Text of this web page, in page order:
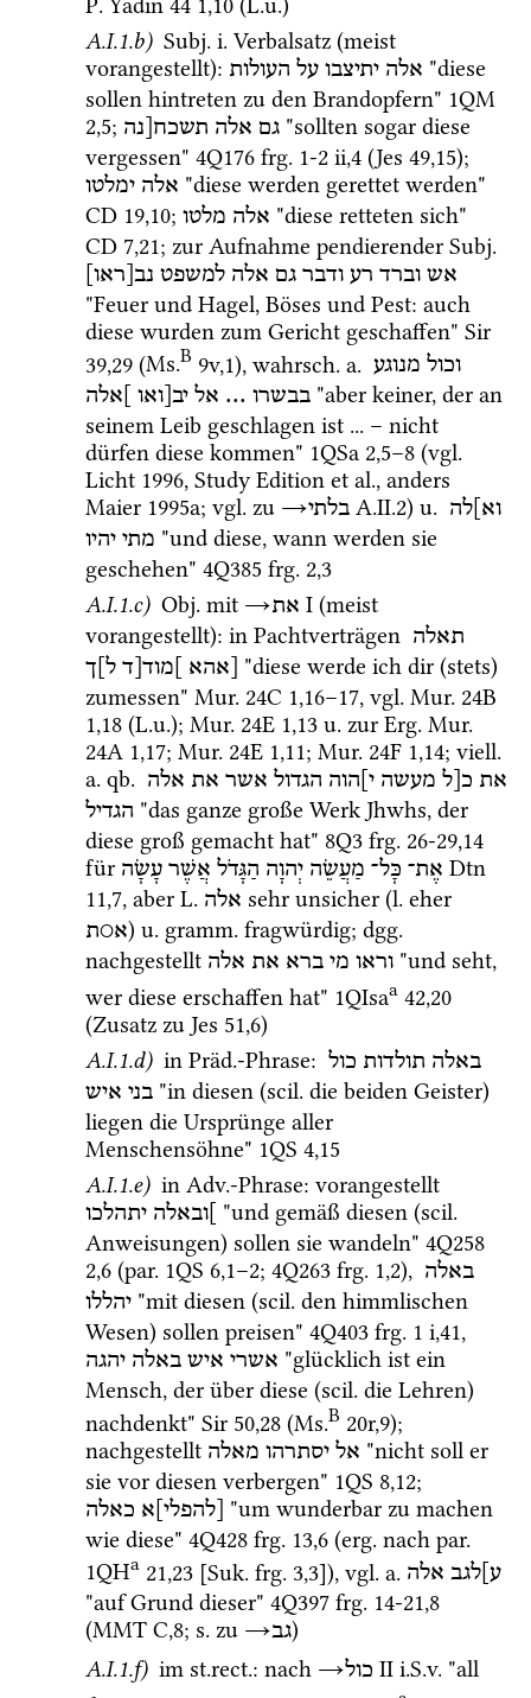
A.I.1.b) Subj. i. Verbalsatz (meist
vorangestellt): אלה יתיצבו על העולות
"diese
sollen hintreten zu den Brandopfern" 1QM
2,5; גם אלה תשכח[נה
"sollten sogar diese
vergessen" 4Q176 frg. 1-2 ii,4 (Jes 49,15
אלה ימלטו
CD 19,10; אלה מלטו
CD 7,21; zur Aufnahme pendierender Subj.
אש וברד רע ודבר גם אלה למשפט נב[ראו]
"Feuer und Hagel, Böses und Pest: auch
diese wurden zum Gericht geschaffen" Sir
39,29 (Ms.B 9v,1), wahrsch. a. וכול מנוגע
בבשרו ... אל יב[ואו ]אלה
"aber keiner, der an
seinem Leib geschlagen ist ... – nicht
dürfen diese kommen" 1QSa 2,5–8 (vgl.
Licht 1996, Study Edition et al.
Maier 1995a; vgl. zu →בלתי A.II.2) u. וא]לה
מתי יהיו
"und diese, wann werden sie
geschehen" 4Q385 frg. 2,3
A.I.1.c) Obj. mit →את ‎ I (meist
vorangestellt): in Pachtverträgen תאלה
[אהא
]מוד[ד ל]ך
"diese werde ich dir (stets)
zumessen" Mur. 24C 1,16–17, vgl. Mur. 24B
1,18 (L.u.); Mur. 24E 1,13 u. zur Erg. Mur.
24A 1,17; Mur. 24E 1,11; Mur. 24F 1,14; viell.
a. qb. את כ[ל מעשה י]הוה הגדול אשר את אלה
הגדיל "das ganze große Werk Jhwhs, der
diese groß gemacht hat" 8Q3 frg. 26-29,14
für
אֶת־ כָּל־ מַעֲשֵׂה יְהוָה הַגָּדֹל אֲשֶׁר עָשָׂה
Dtn
11,7, aber L. אלה sehr unsicher (l.
א○ת) u. gramm. fragwürdig; dgg.
nachgestellt
וראו מי ברא את אלה
"und seht,
wer diese erschaffen hat" 1QIsaa 42,20
(Zusatz zu Jes 51,6)
A.I.1.d) in Präd.-Phrase: באלה תולדות כול
בני איש "in diesen (scil. die beiden Geister)
liegen die Ursprünge aller
Menschensöhne" 1QS 4,15
A.I.1.e) in Adv.-Phrase
]ובאלה יתהלכו "und gemäß diesen (scil.
Anweisungen) sollen sie wandeln" 4Q258
2,6 (par. 1QS 6,1–2; 4Q263 frg. 1,2), באלה
יהללו "mit diesen (scil. den himmlischen
Wesen) sollen preisen" 4Q403 frg. 1 i,41
אשרי איש באלה יהגה
"glücklich ist ein
Mensch, der über diese (scil. die Lehren)
nachdenkt" Sir 50,28 (Ms.B 20r,9);
nachgestellt
אל יסתרהו מאלה
"nicht soll er
sie vor diesen verbergen" 1QS 8,12
[להפלי]א כאלה
"um wunderbar zu machen
wie diese" 4Q428 frg. 13,6 (erg. nach par.
1QHa 21,23 [Suk. frg. 3,3]), vgl. a. ע]לגב אלה
"auf Grund dieser" 4Q397 frg. 14-21,8
(MMT C,8; s. zu →גב)
A.I.1.f) im st.rect.: nach →כול ‎ II i.S.v. "all